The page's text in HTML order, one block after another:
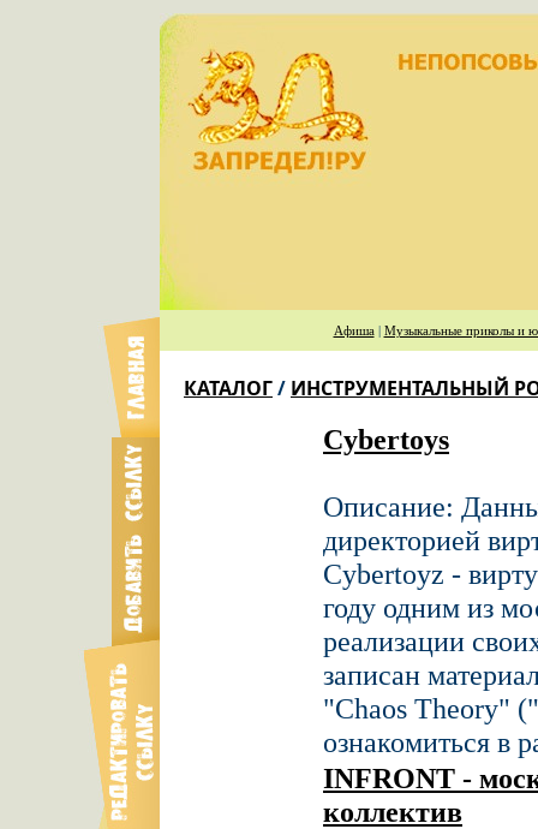
Афиша| Музыкальные приколы и
КАТАЛОГ/ ИНСТРУМЕНТАЛЬНЫЙ РОК
Cybertoys
Описание:
директорией
Cybertoyz -
году одним из
реализации
записан
"Chaos Theory"
ознакомиться в
INFRONT -
коллектив